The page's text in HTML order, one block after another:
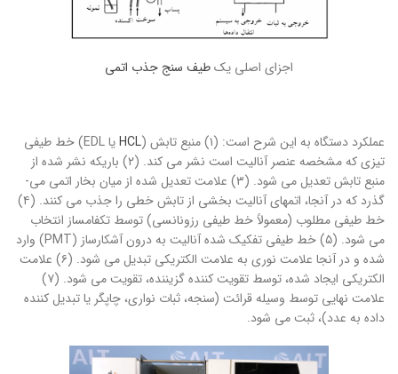
اجزای اصلی یکطیف ­سنج جذب اتمی
عملکرد دستگاه به این شرح است: (۱) منبع تابش ( HCL
یا EDL) خط طیفی
تیزی که مشخصه عنصر آنالیت است نشر می­ کند. (۲) باریکه نشر شده از
منبع تابش تعدیل می ­شود. (۳) علامت تعدیل شده از میان بخار اتمی می­
گذرد که در آنجا، اتم­های آنالیت بخشی از تابش خطی را جذب می ­کنند. (۴)
خط طیفی مطلوب (معمولاً خط طیفی رزونانسی) توسط تکفامساز انتخاب
می ­شود. (۵) خط طیفی تفکیک شده آنالیت به درون آشکارساز (PMT) وارد
شده و در آنجا علامت نوری به علامت الکتریکی تبدیل می­ شود. (۶) علامت
الکتریکی ایجاد ­شده، توسط تقویت ­کننده گزیننده، تقویت می ­شود. (۷)
علامت نهایی توسط وسیله قرائت (سنجه، ثبات نواری، چاپگر یا تبدیل­ کننده
داده­ به عدد)، ثبت می­ شود.